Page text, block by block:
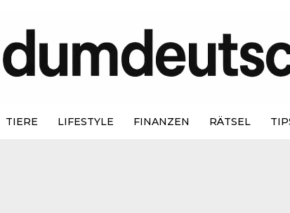
TIERE LIFESTYLE FINANZEN RÄTSEL